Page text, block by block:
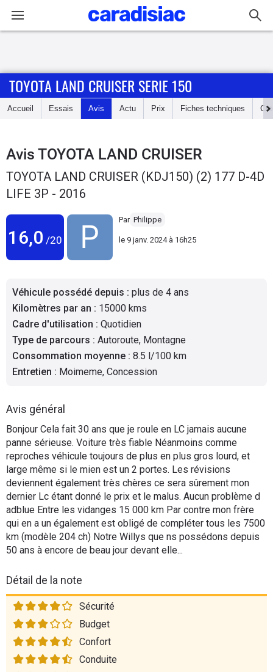
Accueil
Essais
Guide
d'achat
Utilitaires
Flottes
Auto
Services
Forum
Marques
TOYOTA LAND CRUISER SERIE 150
Accueil Essais Avis Actu Prix Fiches techniques
Avis TOYOTA LAND CRUISER
TOYOTA LAND CRUISER (KDJ150) (2) 177 D-4D
LIFE 3P - 2016
16,0 /20
Par Philippe
le 9 janv. 2024 à 16h25
Véhicule possédé depuis : plus de 4 ans
Kilomètres par an : 15000 kms
Cadre d'utilisation : Quotidien
Type de parcours : Autoroute, Montagne
Consommation moyenne : 8.5 l/100 km
Entretien : Moimeme, Concession
Avis général
Bonjour Cela fait 30 ans que je roule en LC jamais aucune
panne sérieuse. Voiture très fiable Néanmoins comme
reproches véhicule toujours de plus en plus gros lourd, et
large même si le mien est un 2 portes. Les révisions
deviennent également très chères ce sera sûrement mon
dernier Lc étant donné le prix et le malus. Aucun problème d
adblue Entre les vidanges 15 000 km Par contre mon frère
qui en a un également est obligé de compléter tous les 7500
km (modèle 204 ch) Notre Willys que ns possédons depuis
50 ans à encore de beau jour devant elle...
Détail de la note
Sécurité
Budget
Confort
Conduite